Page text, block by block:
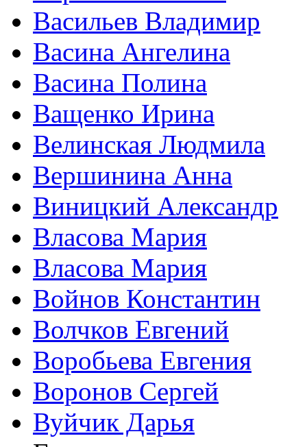
Васильев Владимир
Васина Ангелина
Васина Полина
Ващенко Ирина
Велинская Людмила
Вершинина Анна
Виницкий Александр
Власова Мария
Власова Мария
Войнов Константин
Волчков Евгений
Воробьева Евгения
Воронов Сергей
Вуйчик Дарья